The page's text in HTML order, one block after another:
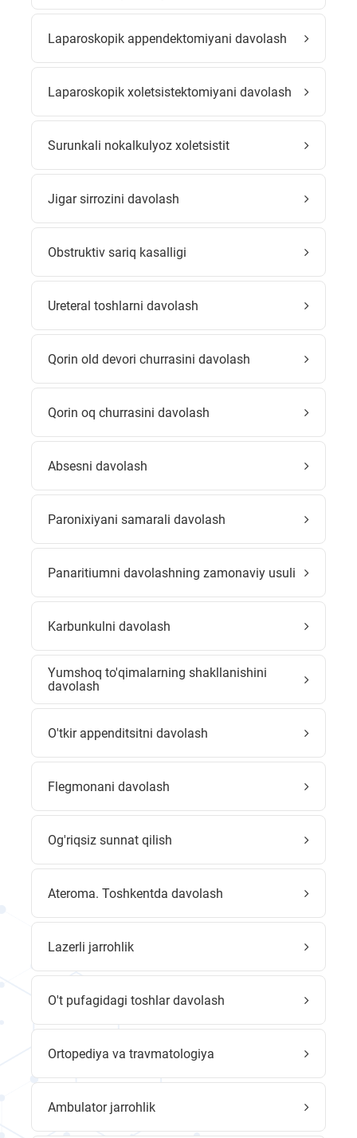
Laparoskopik appendektomiyani davolash
Laparoskopik xoletsistektomiyani davolash
Surunkali nokalkulyoz xoletsistit
Jigar sirrozini davolash
Obstruktiv sariq kasalligi
Ureteral toshlarni davolash
Qorin old devori churrasini davolash
Qorin oq churrasini davolash
Absesni davolash
Paronixiyani samarali davolash
Panaritiumni davolashning zamonaviy usuli
Karbunkulni davolash
Yumshoq to'qimalarning shakllanishini
davolash
O'tkir appenditsitni davolash
Flegmonani davolash
Og'riqsiz sunnat qilish
Ateroma. Toshkentda davolash
Lazerli jarrohlik
O't pufagidagi toshlar davolash
Ortopediya va travmatologiya
Ambulator jarrohlik